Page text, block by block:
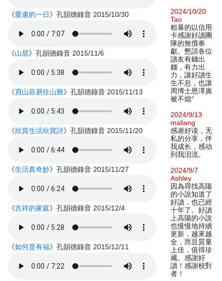
《愛盧的一日》孔韻德錄音 2015/10/30
《山居》孔韻德錄音 2015/11/6
《買山容易住山難》孔韻德錄音 2015/11/13
《欣賞生活欣賞詩》孔韻德錄音 2015/11/20
《生活真奇妙》孔韻德錄音 2015/11/27
《吉祥的家庭》孔韻德錄音 2015/12/4
《如何是有福》孔韻德錄音 2015/12/11
2024/10/20
Tao
粗暴的以信用
卡感謝好讀團
隊的無償奉
獻。懇請各位
讀友有錢出
錢，有力出
力，讓好讀生
生不息，也讓
周博士恩澤廣
被不熄°
2024/9/13
maliang
感谢好读，无
私的分享，伴
我成长，感动
到我泪流。
2024/9/7
Ashley
因為尋找高陽
的小說知道了
好讀，也已經
十年了。好讀
上高陽的小說
也慢慢地持續
更新，越來越
全，而且質量
上佳，值得珍
藏。感謝好
讀！感謝校對
者！